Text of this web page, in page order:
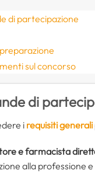
di partecipazione
sul concorso
di
i requisiti generali
e farmacista
alla professione